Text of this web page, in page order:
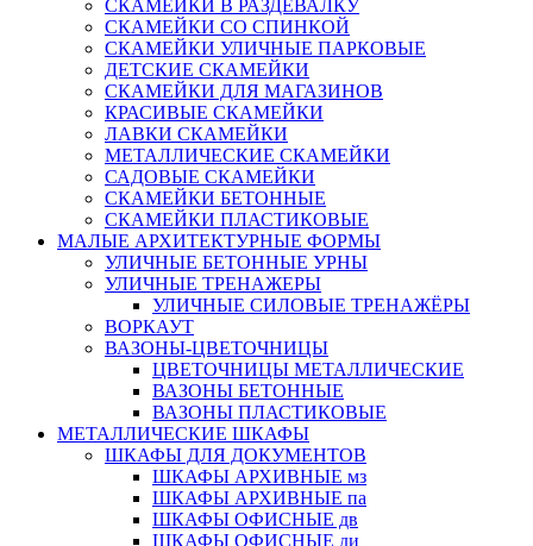
СКАМЕЙКИ В РАЗДЕВАЛКУ
СКАМЕЙКИ СО СПИНКОЙ
СКАМЕЙКИ УЛИЧНЫЕ ПАРКОВЫЕ
ДЕТСКИЕ СКАМЕЙКИ
СКАМЕЙКИ ДЛЯ МАГАЗИНОВ
КРАСИВЫЕ СКАМЕЙКИ
ЛАВКИ СКАМЕЙКИ
МЕТАЛЛИЧЕСКИЕ СКАМЕЙКИ
САДОВЫЕ СКАМЕЙКИ
СКАМЕЙКИ БЕТОННЫЕ
СКАМЕЙКИ ПЛАСТИКОВЫЕ
МАЛЫЕ АРХИТЕКТУРНЫЕ ФОРМЫ
УЛИЧНЫЕ БЕТОННЫЕ УРНЫ
УЛИЧНЫЕ ТРЕНАЖЕРЫ
УЛИЧНЫЕ СИЛОВЫЕ ТРЕНАЖЁРЫ
ВОРКАУТ
ВАЗОНЫ-ЦВЕТОЧНИЦЫ
ЦВЕТОЧНИЦЫ МЕТАЛЛИЧЕСКИЕ
ВАЗОНЫ БЕТОННЫЕ
ВАЗОНЫ ПЛАСТИКОВЫЕ
МЕТАЛЛИЧЕСКИЕ ШКАФЫ
ШКАФЫ ДЛЯ ДОКУМЕНТОВ
ШКАФЫ АРХИВНЫЕ мз
ШКАФЫ АРХИВНЫЕ па
ШКАФЫ ОФИСНЫЕ дв
ШКАФЫ ОФИСНЫЕ ди